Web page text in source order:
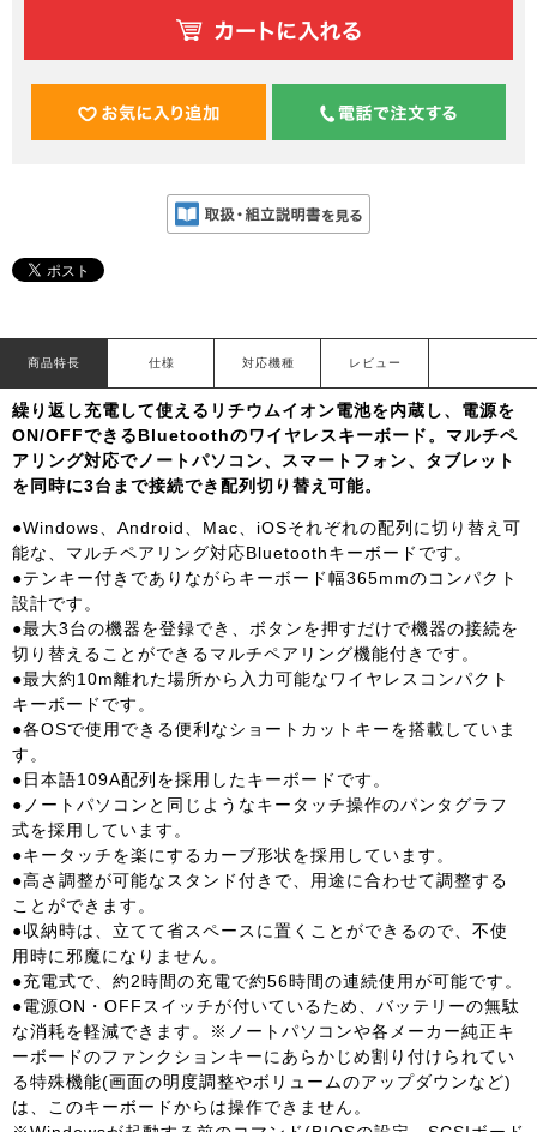
商品特長 仕様 対応機種 レビュー
繰り返し充電して使えるリチウムイオン電池を内蔵し、電源を
ON/OFFできるBluetoothのワイヤレスキーボード。マルチペ
アリング対応でノートパソコン、スマートフォン、タブレット
を同時に3台まで接続でき配列切り替え可能。
●Windows、Android、Mac、iOSそれぞれの配列に切り替え可
能な、マルチペアリング対応Bluetoothキーボードです。
●テンキー付きでありながらキーボード幅365mmのコンパクト
設計です。
●最大3台の機器を登録でき、ボタンを押すだけで機器の接続を
切り替えることができるマルチペアリング機能付きです。
●最大約10m離れた場所から入力可能なワイヤレスコンパクト
キーボードです。
●各OSで使用できる便利なショートカットキーを搭載していま
す。
●日本語109A配列を採用したキーボードです。
●ノートパソコンと同じようなキータッチ操作のパンタグラフ
式を採用しています。
●キータッチを楽にするカーブ形状を採用しています。
●高さ調整が可能なスタンド付きで、用途に合わせて調整する
ことができます。
●収納時は、立てて省スペースに置くことができるので、不使
用時に邪魔になりません。
●充電式で、約2時間の充電で約56時間の連続使用が可能です。
●電源ON・OFFスイッチが付いているため、バッテリーの無駄
な消耗を軽減できます。※ノートパソコンや各メーカー純正キ
ーボードのファンクションキーにあらかじめ割り付けられてい
る特殊機能(画面の明度調整やボリュームのアップダウンなど)
は、このキーボードからは操作できません。